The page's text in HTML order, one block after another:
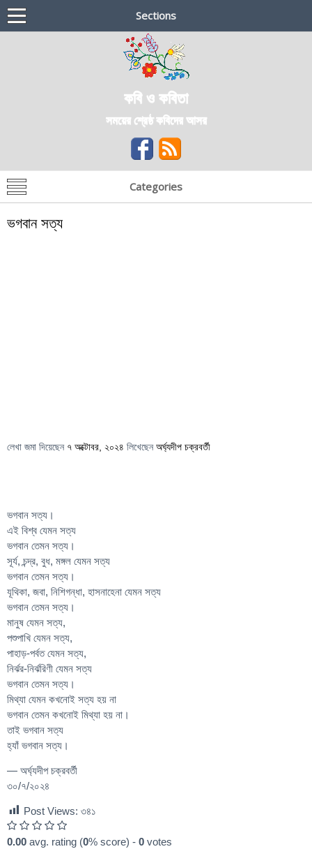
Sections
কবি ও কবিতা
সময়ের শ্রেষ্ঠ কবিদের আসর
Categories
ভগবান সত্য
লেখা জমা দিয়েছেন ৭ অক্টোবর, ২০২৪ লিখেছেন অর্ঘ্যদীপ চক্রবর্তী
ভগবান সত্য।
এই বিশ্ব যেমন সত্য
ভগবান তেমন সত্য।
সূর্য, চন্দ্র, বুধ, মঙ্গল যেমন সত্য
ভগবান তেমন সত্য।
যূথিকা, জবা, নিশিগন্ধা, হাসনাহেনা যেমন সত্য
ভগবান তেমন সত্য।
মানুষ যেমন সত্য,
পশুপাখি যেমন সত্য,
পাহাড়-পর্বত যেমন সত্য,
নির্ঝর-নির্ঝরিণী যেমন সত্য
ভগবান তেমন সত্য।
মিথ্যা যেমন কখনোই সত্য হয় না
ভগবান তেমন কখনোই মিথ্যা হয় না।
তাই ভগবান সত্য
হ্যাঁ ভগবান সত্য।
— অর্ঘ্যদীপ চক্রবর্তী
৩০/৭/২০২৪
Post Views: ৩৪১
0.00 avg. rating (0% score) - 0 votes